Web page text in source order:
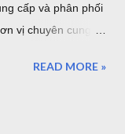
cấp và phân phối
vị chuyên cung
sản phẩm, vừa
READ MORE »